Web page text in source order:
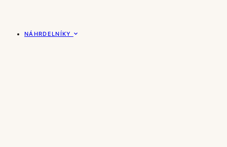
NÁHRDELNÍKY